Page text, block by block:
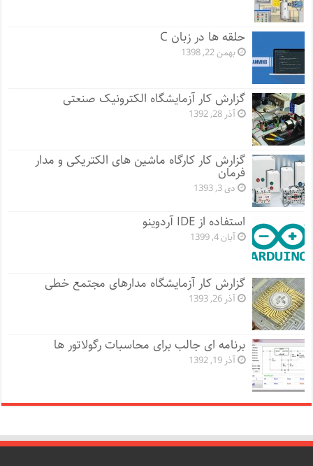
حلقه ها در زبان C
بهمن 22, 1398
گزارش کار آزمایشگاه الکترونیک صنعتی
آذر 28, 1392
گزارش کار کارگاه ماشین های الکتریکی و مدار
فرمان
دی 3, 1393
استفاده از IDE آردوینو
آبان 4, 1399
گزارش کار آزمایشگاه مدارهای مجتمع خطی
آذر 26, 1393
برنامه ای جالب برای محاسبات رگولاتور ها
آذر 19, 1392